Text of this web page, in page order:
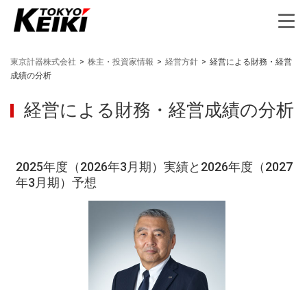
東京計器株式会社 > 株主・投資家情報 > 経営方針 > 経営による財務・経営
成績の分析
経営による財務・経営成績の分析
2025年度（2026年3月期）実績と2026年度（2027
年3月期）予想